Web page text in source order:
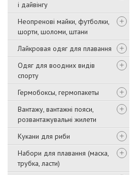
і дайвінгу
Неопренові майки, футболки,
шорти, шоломи, штани
Лайкровая одяг для плавання
Одяг для воодних видів
спорту
Гермобоксы, гермопакеты
Вантажу, вантажні пояси,
розвантажувальні жилети
Кукани для риби
Набори для плавання (маска,
трубка, ласти)